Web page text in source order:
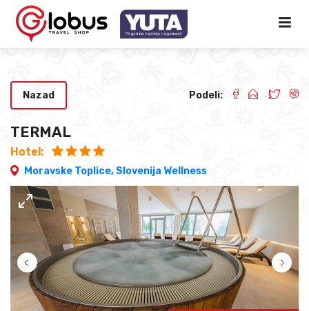
TERMAL
Hotel:
Moravske Toplice, Slovenija Wellness
Nazad Podeli: